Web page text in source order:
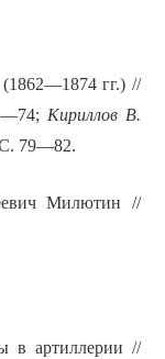
гг.) //
Кириллов В.
79—82.
Милютин //
в артиллерии //